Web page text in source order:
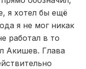
я хотел бы ещё
я не мог никак
работал в то
Акишев. Глава